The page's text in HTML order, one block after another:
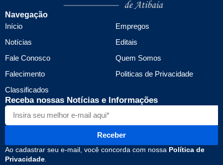
Navegação
Início
Notícias
Fale Conosco
Falecimento
Classificados
Empregos
Editais
Quem Somos
Politicas de Privacidade
Receba nossas Notícias e Informações
Receber
Ao cadastrar seu e-mail, você concorda com nossa Política de
Privacidade